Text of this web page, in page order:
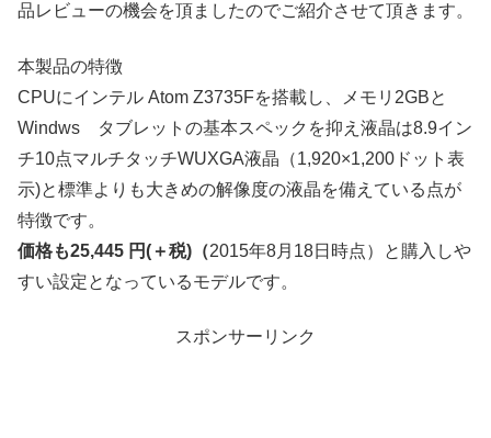
品レビューの機会を頂ましたのでご紹介させて頂きます。
本製品の特徴
CPUにインテル Atom Z3735Fを搭載し、メモリ2GBと
Windws タブレットの基本スペックを抑え液晶は8.9イン
チ10点マルチタッチWUXGA液晶（1,920×1,200ドット表
示)と標準よりも大きめの解像度の液晶を備えている点が
特徴です。
価格も25,445 円(＋税)（2015年8月18日時点）と購入しや
すい設定となっているモデルです。
スポンサーリンク